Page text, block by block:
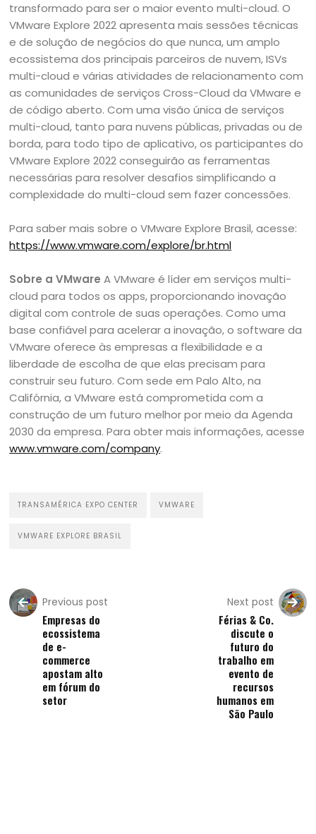
transformado para ser o maior evento multi-cloud. O
VMware Explore 2022 apresenta mais sessões técnicas
e de solução de negócios do que nunca, um amplo
ecossistema dos principais parceiros de nuvem, ISVs
multi-cloud e várias atividades de relacionamento com
as comunidades de serviços Cross-Cloud da VMware e
de código aberto. Com uma visão única de serviços
multi-cloud, tanto para nuvens públicas, privadas ou de
borda, para todo tipo de aplicativo, os participantes do
VMware Explore 2022 conseguirão as ferramentas
necessárias para resolver desafios simplificando a
complexidade do multi-cloud sem fazer concessões.
Para saber mais sobre o VMware Explore Brasil, acesse:
https://www.vmware.com/explore/br.html
Sobre a VMware A VMware é líder em serviços multi-
cloud para todos os apps, proporcionando inovação
digital com controle de suas operações. Como uma
base confiável para acelerar a inovação, o software da
VMware oferece às empresas a flexibilidade e a
liberdade de escolha de que elas precisam para
construir seu futuro. Com sede em Palo Alto, na
Califórnia, a VMware está comprometida com a
construção de um futuro melhor por meio da Agenda
2030 da empresa. Para obter mais informações, acesse
www.vmware.com/company.
TRANSAMÉRICA EXPO CENTER VMWARE
VMWARE EXPLORE BRASIL
Previous post
Empresas do
ecossistema
de e-
commerce
apostam alto
em fórum do
setor
Next post
Férias & Co.
discute o
futuro do
trabalho em
evento de
recursos
humanos em
São Paulo